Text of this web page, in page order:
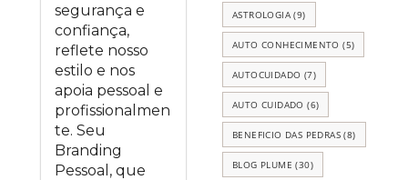
segurança e
confiança,
reflete nosso
estilo e nos
apoia pessoal e
profissionalmen
te. Seu
Branding
Pessoal, que
ASTROLOGIA(9)
AUTO CONHECIMENTO (5)
AUTOCUIDADO (7)
AUTO CUIDADO (6)
BENEFICIO DAS PEDRAS (8)
BLOG PLUME (30)